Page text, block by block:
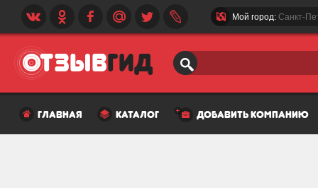
Мой город: Санкт-
главная каталог добавить компанию